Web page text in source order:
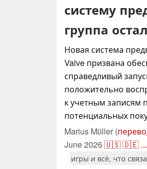
систему
группа
Новая система
Valve призвана
справедливый
положительно
к учетным записям
потенциальных
Marius Müller (
June 2026🇺🇸🇩🇪 ...
игры и всё, что